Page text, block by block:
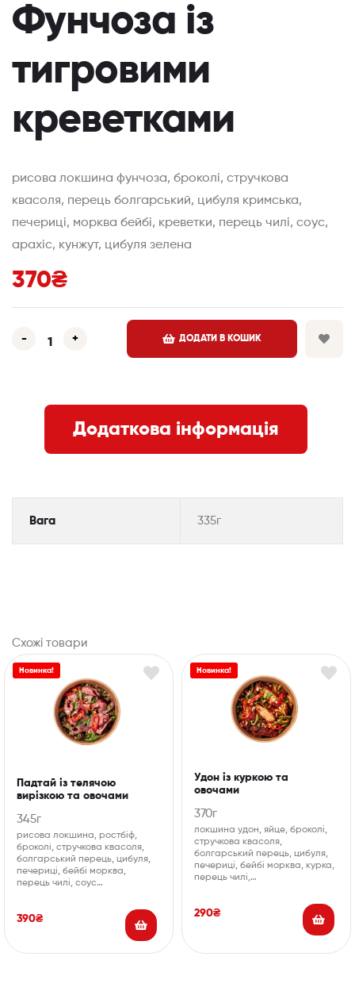
Фунчоза із
тигровими
креветками
рисова локшина фунчоза, броколі, стручкова
квасоля, перець болгарський, цибуля кримська,
печериці, морква бейбі, креветки, перець чилі, соус,
арахіс, кунжут, цибуля зелена
370₴
- + ДОДАТИ В КОШИК
Додаткова інформація
Вага 335г
Схожі товари
Новинка!
Падтай із телячою
вирізкою та овочами
345г
рисова локшина, ростбіф,
броколі, стручкова квасоля,
болгарський перець, цибуля,
печериці, бейбі морква,
перець чилі, соус…
390₴
Новинка!
Удон із куркою та
овочами
370г
локшина удон, яйце, броколі,
стручкова квасоля,
болгарський перець, цибуля,
печериці, бейбі морква, курка,
перець чилі,…
290₴